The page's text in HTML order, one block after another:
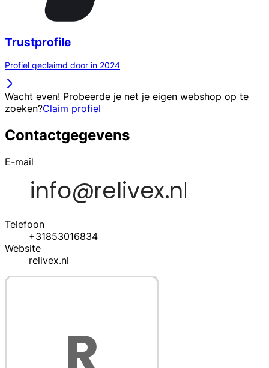
Trustprofile
Profiel geclaimd door in 2024
Wacht even! Probeerde je net je eigen webshop op te
zoeken?Claim profiel
Contactgegevens
E-mail
Telefoon
+31853016834
Website
relivex.nl